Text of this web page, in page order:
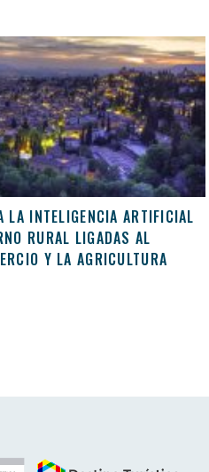
LA INTELIGENCIA ARTIFICIAL
RURAL LIGADAS AL
Y LA AGRICULTURA